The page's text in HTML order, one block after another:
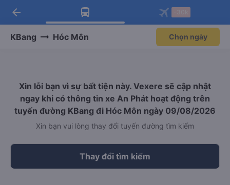
Tải app Vexere ngay!
Nhận ưu đãi thành viên độc
Mở app
Tải app Vexere
-30k/ghế khi đặt vé máy bay qua
Mở app
arrow_back
KBang Hóc Môn Chọn ngày
Xin lỗi bạn vì sự bất tiện này. Vexere sẽ cập nhật
ngay khi có thông tin xe An Phát hoạt động trên
tuyến đường KBang đi Hóc Môn ngày 09/08/2026
Xin bạn vui lòng thay đổi tuyến đường tìm kiếm
Thay đổi tìm kiếm